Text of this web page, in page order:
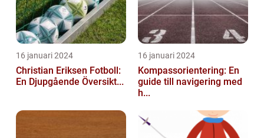
16 januari 2024
Christian Eriksen Fotboll:
En Djupgående Översikt...
16 januari 2024
Kompassorientering: En
guide till navigering med
h...